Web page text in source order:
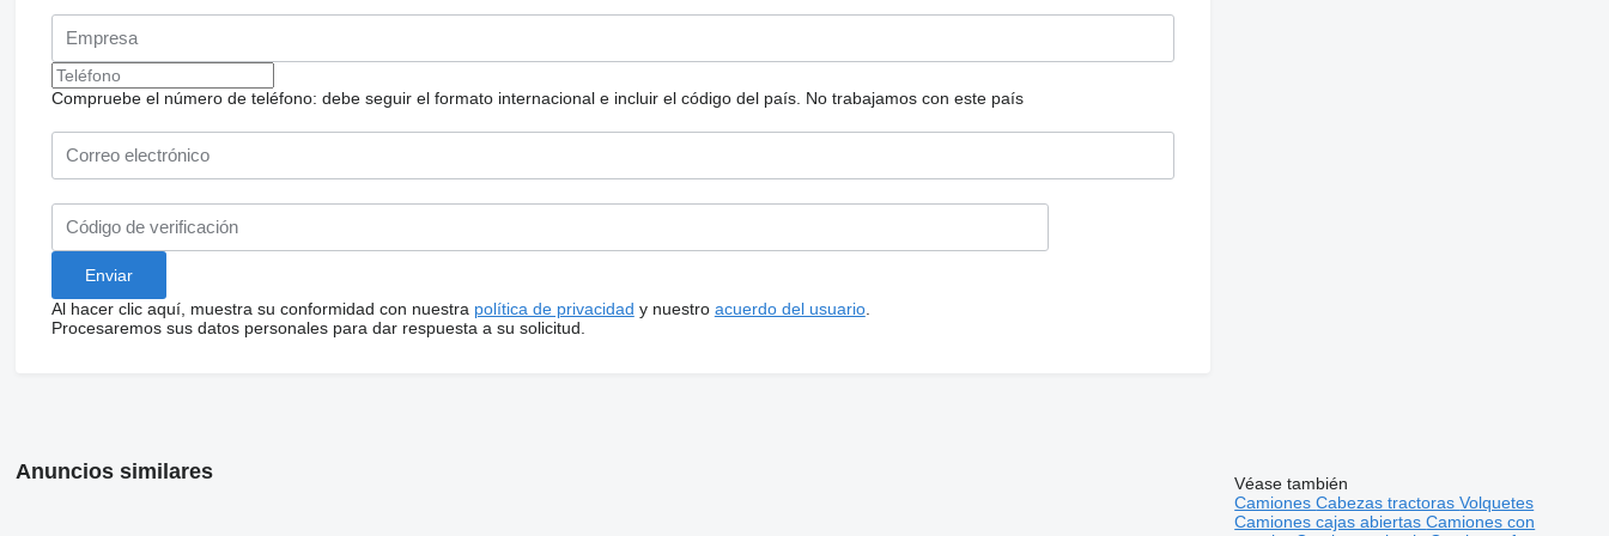
Compruebe el número de teléfono: debe seguir el formato internacional e incluir el código del país. No trabajamos con este país
Al hacer clic aquí, muestra su conformidad con nuestra política de privacidad y nuestro acuerdo del usuario.
Procesaremos sus datos personales para dar respuesta a su solicitud.
Anuncios similares
Véase también
CamionesCabezas tractorasVolquetes
Camiones cajas abiertasCamiones con